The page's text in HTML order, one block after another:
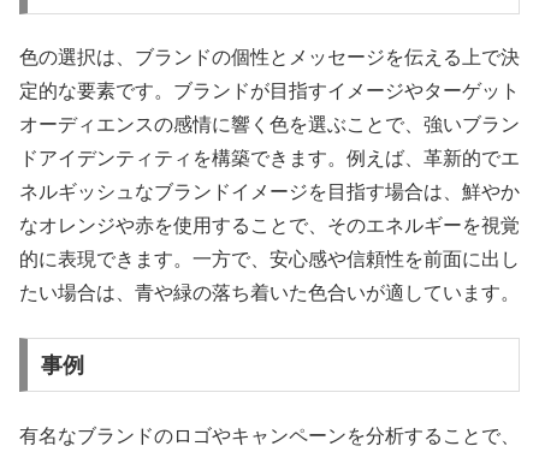
色の選択は、ブランドの個性とメッセージを伝える上で決
定的な要素です。ブランドが目指すイメージやターゲット
オーディエンスの感情に響く色を選ぶことで、強いブラン
ドアイデンティティを構築できます。例えば、革新的でエ
ネルギッシュなブランドイメージを目指す場合は、鮮やか
なオレンジや赤を使用することで、そのエネルギーを視覚
的に表現できます。一方で、安心感や信頼性を前面に出し
たい場合は、青や緑の落ち着いた色合いが適しています。
事例
有名なブランドのロゴやキャンペーンを分析することで、